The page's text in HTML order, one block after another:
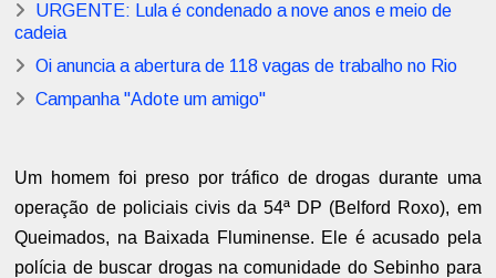
URGENTE: Lula é condenado a nove anos e meio de
cadeia
Oi anuncia a abertura de 118 vagas de trabalho no Rio
Campanha "Adote um amigo"
Um homem foi preso por tráfico de drogas durante uma
operação de policiais civis da 54ª DP (Belford Roxo), em
Queimados, na Baixada Fluminense. Ele é acusado pela
polícia de buscar drogas na comunidade do Sebinho para